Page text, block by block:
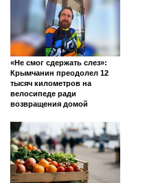
«Не смог сдержать слез»:
Крымчанин преодолел 12
тысяч километров на
велосипеде ради
возвращения домой